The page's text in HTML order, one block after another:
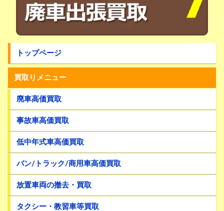
トップページ
買取りメニュー
廃車高価買取
事故車高価買取
低中年式車高価買取
バン/トラック/商用車高価買取
放置車両の撤去・買取
タクシー・教習車等買取